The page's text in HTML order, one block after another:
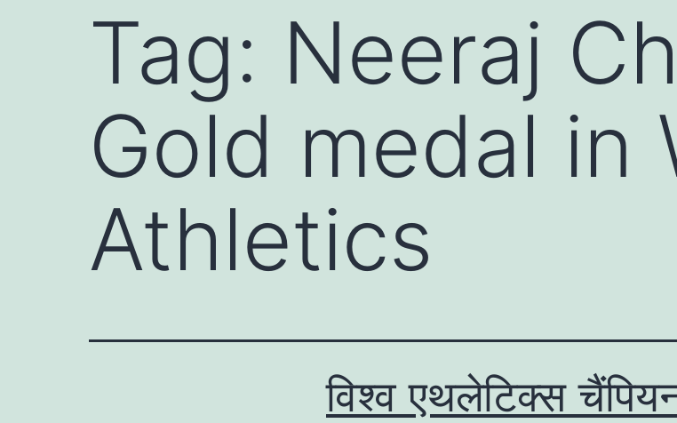
Tag: Neeraj
Gold medal in
Athletics
विश्व एथलेटिक्स